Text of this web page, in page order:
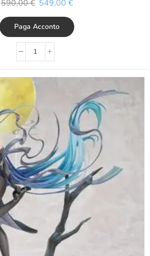
590,00€ 549,00 €
Paga Acconto